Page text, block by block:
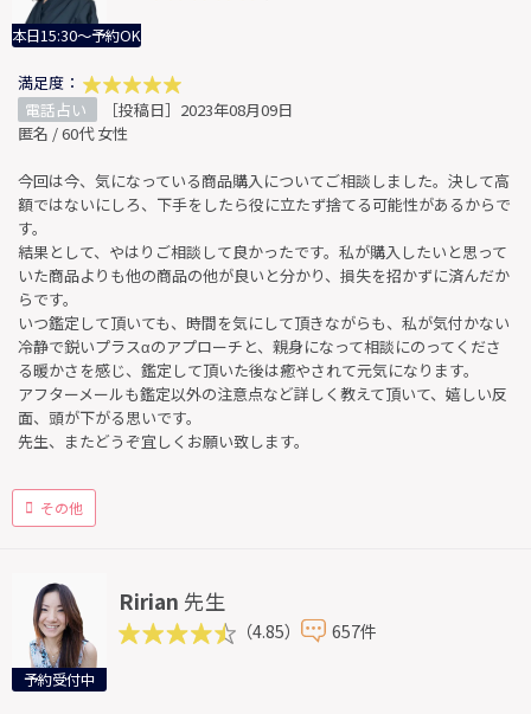
本日15:30～予約OK
満足度：
電話占い
［投稿日］2023年08月09日
匿名 / 60代 女性
今回は今、気になっている商品購入についてご相談しました。決して高
額ではないにしろ、下手をしたら役に立たず捨てる可能性があるからで
す。
結果として、やはりご相談して良かったです。私が購入したいと思って
いた商品よりも他の商品の他が良いと分かり、損失を招かずに済んだか
らです。
いつ鑑定して頂いても、時間を気にして頂きながらも、私が気付かない
冷静で鋭いプラスαのアプローチと、親身になって相談にのってくださ
る暖かさを感じ、鑑定して頂いた後は癒やされて元気になります。
アフターメールも鑑定以外の注意点など詳しく教えて頂いて、嬉しい反
面、頭が下がる思いです。
先生、またどうぞ宜しくお願い致します。
その他
予約受付中
Ririan 先生
（4.85） 657件